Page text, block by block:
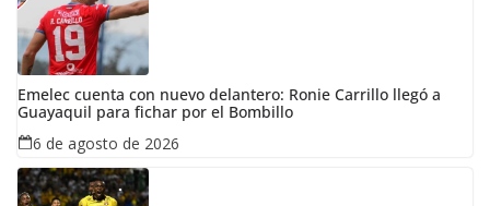
Emelec cuenta con nuevo delantero: Ronie Carrillo llegó a
Guayaquil para fichar por el Bombillo
6 de agosto de 2026